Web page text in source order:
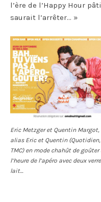
l’ère de l’Happy Hour
saurait l’arrêter… »
Eric Metzger et Quentin Margot,
alias Eric et Quentin (Quotidien,
TMC) en mode chahût de goûter
l’heure de l’apéro avec deux
lait…